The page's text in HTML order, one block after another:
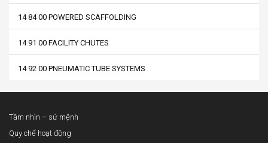
14 84 00 POWERED SCAFFOLDING
14 91 00 FACILITY CHUTES
14 92 00 PNEUMATIC TUBE SYSTEMS
Tầm nhìn – sứ mệnh
Quy chế hoạt động